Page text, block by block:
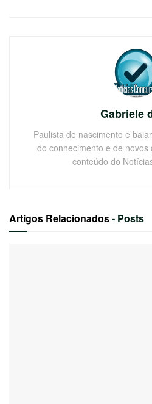
Gabriele
Paulista de nascimento e
do conhecimento e de
conteúdo do
Artigos Relacionados- Posts